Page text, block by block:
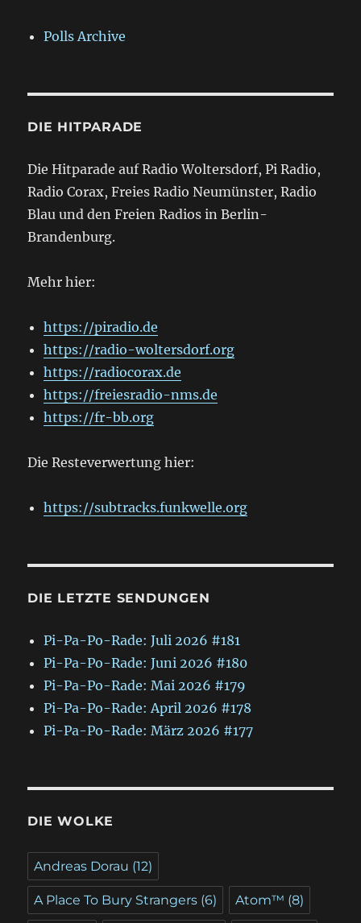
Polls Archive
DIE HITPARADE
Die Hitparade auf Radio Woltersdorf, Pi Radio,
Radio Corax, Freies Radio Neumünster, Radio
Blau und den Freien Radios in Berlin-
Brandenburg.
Mehr hier:
https://piradio.de
https://radio-woltersdorf.org
https://radiocorax.de
https://freiesradio-nms.de
https://fr-bb.org
Die Resteverwertung hier:
https://subtracks.funkwelle.org
DIE LETZTE SENDUNGEN
Pi-Pa-Po-Rade: Juli 2026 #181
Pi-Pa-Po-Rade: Juni 2026 #180
Pi-Pa-Po-Rade: Mai 2026 #179
Pi-Pa-Po-Rade: April 2026 #178
Pi-Pa-Po-Rade: März 2026 #177
DIE WOLKE
Andreas Dorau (12)
A Place To Bury Strangers (6) Atom™ (8)